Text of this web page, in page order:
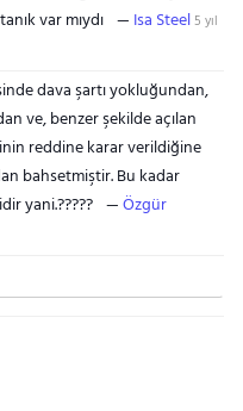
var mıydı
Isa Steel5 yıl
dava şartı yokluğundan,
ve, benzer şekilde açılan
reddine karar verildiğine
bahsetmiştir. Bu kadar
yani.?????
Özgür